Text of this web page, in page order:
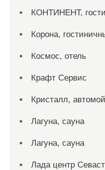
КОНТИНЕНТ,
Корона,
Космос, отель
Крафт Сервис
Кристалл,
Лагуна, сауна
Лагуна, сауна
Лада центр